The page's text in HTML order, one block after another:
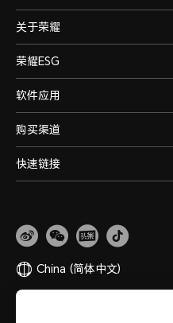
关于荣耀
荣耀ESG
软件应用
购买渠道
快速链接
China (简体中文)